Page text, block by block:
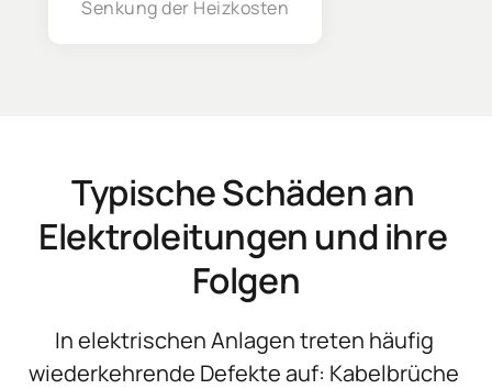
Senkung der Heizkosten
Typische Schäden an
Elektroleitungen und ihre
Folgen
In elektrischen Anlagen treten häufig
wiederkehrende Defekte auf: Kabelbrüche